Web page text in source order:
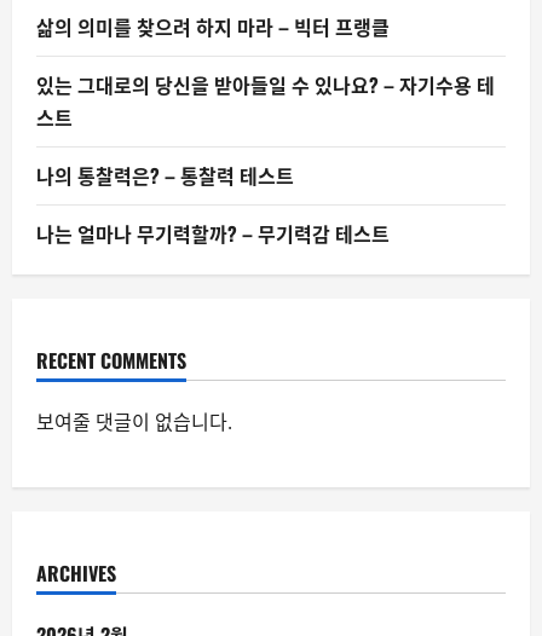
삶의 의미를 찾으려 하지 마라 – 빅터 프랭클
있는 그대로의 당신을 받아들일 수 있나요? – 자기수용 테
스트
나의 통찰력은? – 통찰력 테스트
나는 얼마나 무기력할까? – 무기력감 테스트
RECENT COMMENTS
보여줄 댓글이 없습니다.
ARCHIVES